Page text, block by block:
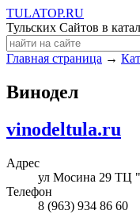
TULATOP.RU
Тульских Сайтов в
Главная страница →
Винодел
vinodeltula.ru
Адрес
ул Мосина 29 ТЦ
Телефон
8 (963) 934 86 60